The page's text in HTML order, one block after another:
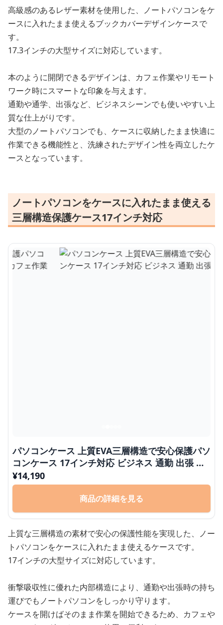
高級感のあるレザー素材を使用した、ノートパソコンをケ
ースに入れたまま使えるブックカバーデザインケースで
す。
17.3インチの大型サイズに対応しています。
本のように開閉できるデザインは、カフェ作業やリモート
ワーク時にスマートな印象を与えます。
通勤や通学、出張など、ビジネスシーンでも使いやすい上
質な仕上がりです。
大型のノートパソコンでも、ケースに収納したまま快適に
作業できる機能性と、洗練されたデザイン性を両立したケ
ースとなっています。
ノートパソコンをケースに入れたまま使える
三層構造保護ケース17インチ対応
パソコンケース 上質EVA三層構造で安心保護パソ
コンケース 17インチ対応 ビジネス 通勤 出張 カ
フェ作業
¥14,190
商品の詳細を見る
上質な三層構造の素材で安心の保護性能を実現した、ノー
トパソコンをケースに入れたまま使えるケースです。
17インチの大型サイズに対応しています。
衝撃吸収性に優れた内部構造により、通勤や出張時の持ち
運びでもノートパソコンをしっかり守ります。
ケースを開けばそのまま作業を開始できるため、カフェや